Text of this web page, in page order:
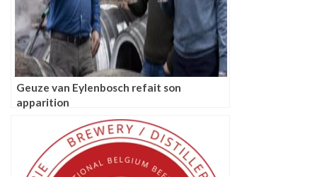
Geuze van Eylenbosch refait son
apparition